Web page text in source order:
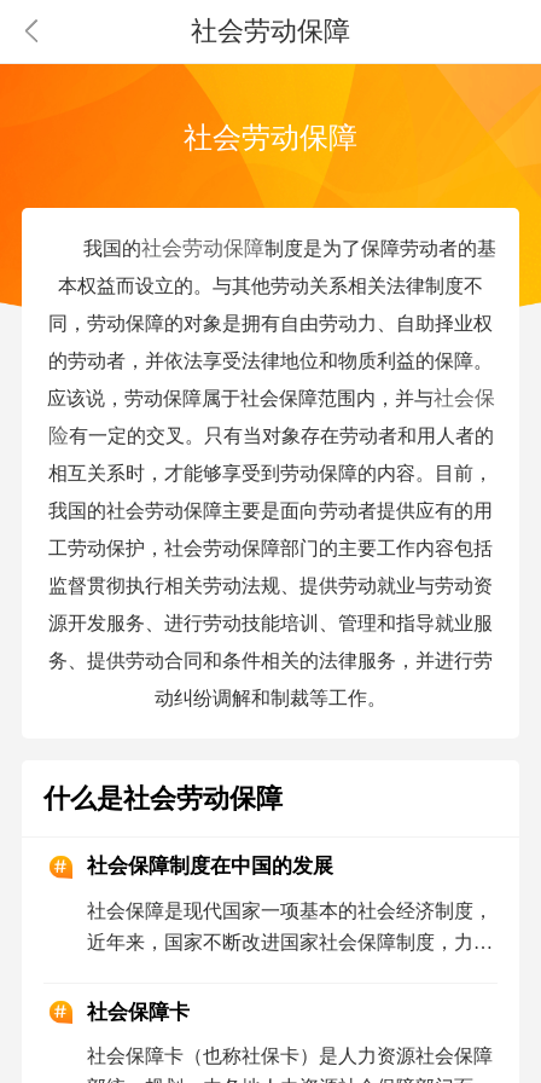
社会劳动保障
社会劳动保障
我国的社会劳动保障制度是为了保障劳动者的基
本权益而设立的。与其他劳动关系相关法律制度不
同，劳动保障的对象是拥有自由劳动力、自助择业权
的劳动者，并依法享受法律地位和物质利益的保障。
应该说，劳动保障属于社会保障范围内，并与社会保
险有一定的交叉。只有当对象存在劳动者和用人者的
相互关系时，才能够享受到劳动保障的内容。目前，
我国的社会劳动保障主要是面向劳动者提供应有的用
工劳动保护，社会劳动保障部门的主要工作内容包括
监督贯彻执行相关劳动法规、提供劳动就业与劳动资
源开发服务、进行劳动技能培训、管理和指导就业服
务、提供劳动合同和条件相关的法律服务，并进行劳
动纠纷调解和制裁等工作。
什么是社会劳动保障
社会保障制度在中国的发展
社会保障是现代国家一项基本的社会经济制度，
近年来，国家不断改进国家社会保障制度，力求
更加注重保障和改善民生，在社会保障制度建设
社会保障卡
社会保障卡（也称社保卡）是人力资源社会保障